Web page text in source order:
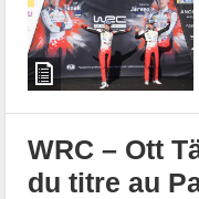
WRC – Ott
du titre au